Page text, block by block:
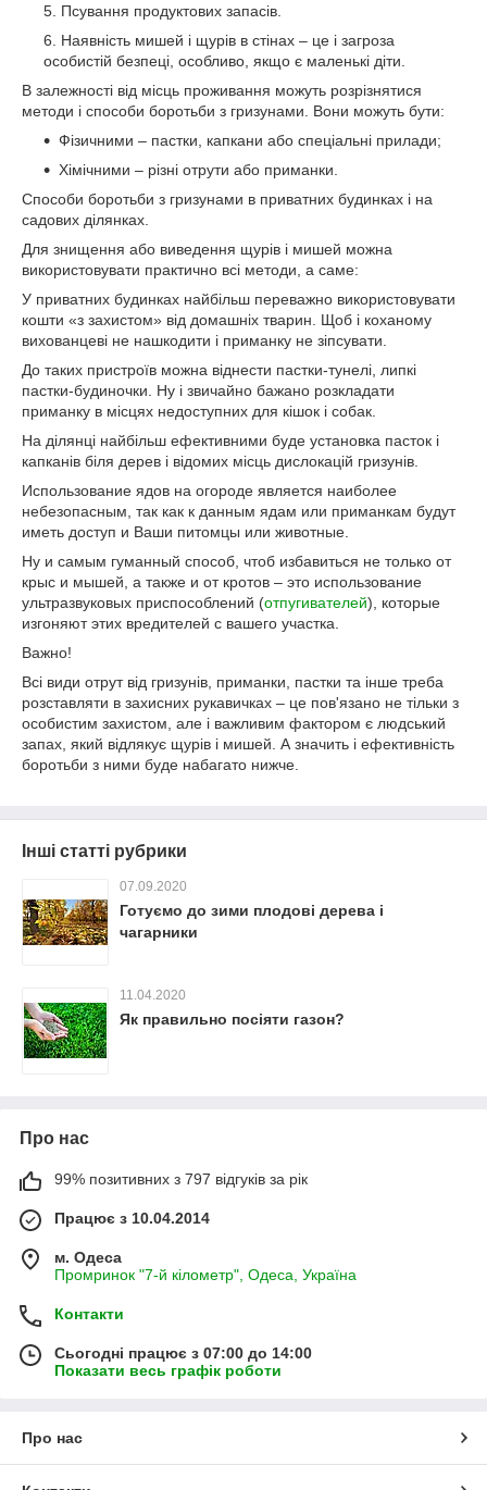
Псування продуктових запасів.
Наявність мишей і щурів в стінах – це і загроза
особистій безпеці, особливо, якщо є маленькі діти.
В залежності від місць проживання можуть розрізнятися
методи і способи боротьби з гризунами. Вони можуть бути:
Фізичними – пастки, капкани або спеціальні прилади;
Хімічними – різні отрути або приманки.
Способи боротьби з гризунами в приватних будинках і на
садових ділянках.
Для знищення або виведення щурів і мишей можна
використовувати практично всі методи, а саме:
У приватних будинках найбільш переважно використовувати
кошти «з захистом» від домашніх тварин. Щоб і коханому
вихованцеві не нашкодити і приманку не зіпсувати.
До таких пристроїв можна віднести пастки-тунелі, липкі
пастки-будиночки. Ну і звичайно бажано розкладати
приманку в місцях недоступних для кішок і собак.
На ділянці найбільш ефективними буде установка пасток і
капканів біля дерев і відомих місць дислокацій гризунів.
Использование ядов на огороде является наиболее
небезопасным, так как к данным ядам или приманкам будут
иметь доступ и Ваши питомцы или животные.
Ну и самым гуманный способ, чтоб избавиться не только от
крыс и мышей, а также и от кротов – это использование
ультразвуковых приспособлений (отпугивателей), которые
изгоняют этих вредителей с вашего участка.
Важно!
Всі види отрут від гризунів, приманки, пастки та інше треба
розставляти в захисних рукавичках – це пов'язано не тільки з
особистим захистом, але і важливим фактором є людський
запах, який відлякує щурів і мишей. А значить і ефективність
боротьби з ними буде набагато нижче.
Інші статті рубрики
07.09.2020
Готуємо до зими плодові дерева і
чагарники
11.04.2020
Як правильно посіяти газон?
Про нас
99% позитивних з 797 відгуків за рік
Працює з 10.04.2014
м. Одеса
Промринок "7-й кілометр", Одеса, Україна
Контакти
Сьогодні працює з 07:00 до 14:00
Показати весь графік роботи
Про нас